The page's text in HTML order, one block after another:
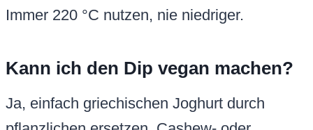
Immer 220 °C nutzen, nie niedriger.
Kann ich den Dip vegan machen?
Ja, einfach griechischen Joghurt durch